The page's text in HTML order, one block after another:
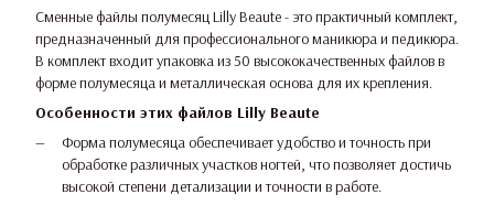
Сменные файлы полумесяц Lilly Beaute - это практичный комплект,
предназначенный для профессионального маникюра и педикюра.
В комплект входит упаковка из 50 высококачественных файлов в
форме полумесяца и металлическая основа для их крепления.
Особенности этих файлов Lilly Beaute
Форма полумесяца обеспечивает удобство и точность при
обработке различных участков ногтей, что позволяет достичь
высокой степени детализации и точности в работе.